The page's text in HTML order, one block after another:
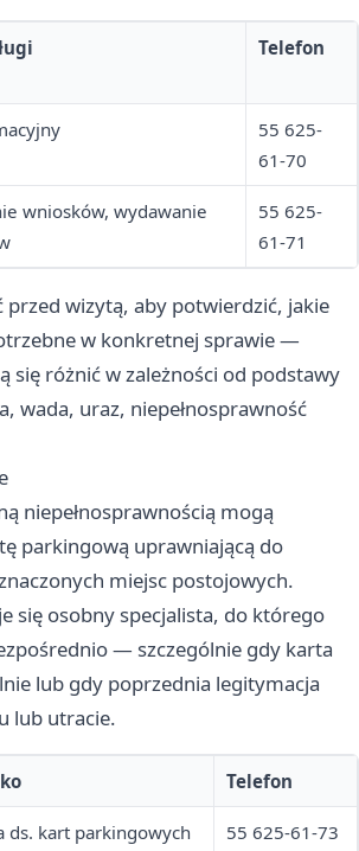
Telefon
55 625-
61-70
wniosków, wydawanie
55 625-
61-71
przed wizytą, aby potwierdzić, jakie
w konkretnej sprawie —
się różnić w zależności od podstawy
wada, uraz, niepełnosprawność
niepełnosprawnością mogą
parkingową uprawniającą do
miejsc postojowych.
się osobny specjalista, do którego
— szczególnie gdy karta
lub gdy poprzednia legitymacja
lub utracie.
Telefon
ds. kart parkingowych 55 625-61-73